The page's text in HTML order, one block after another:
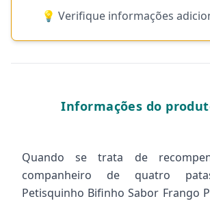
💡 Verifique informações
Informações do
Quando se trata de
companheiro de quatro
Petisquinho Bifinho Sabor Frango